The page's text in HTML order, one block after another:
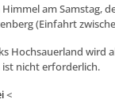
am Samstag,
(Einfahrt
Hochsauerland wird
nicht erforderlich.
<